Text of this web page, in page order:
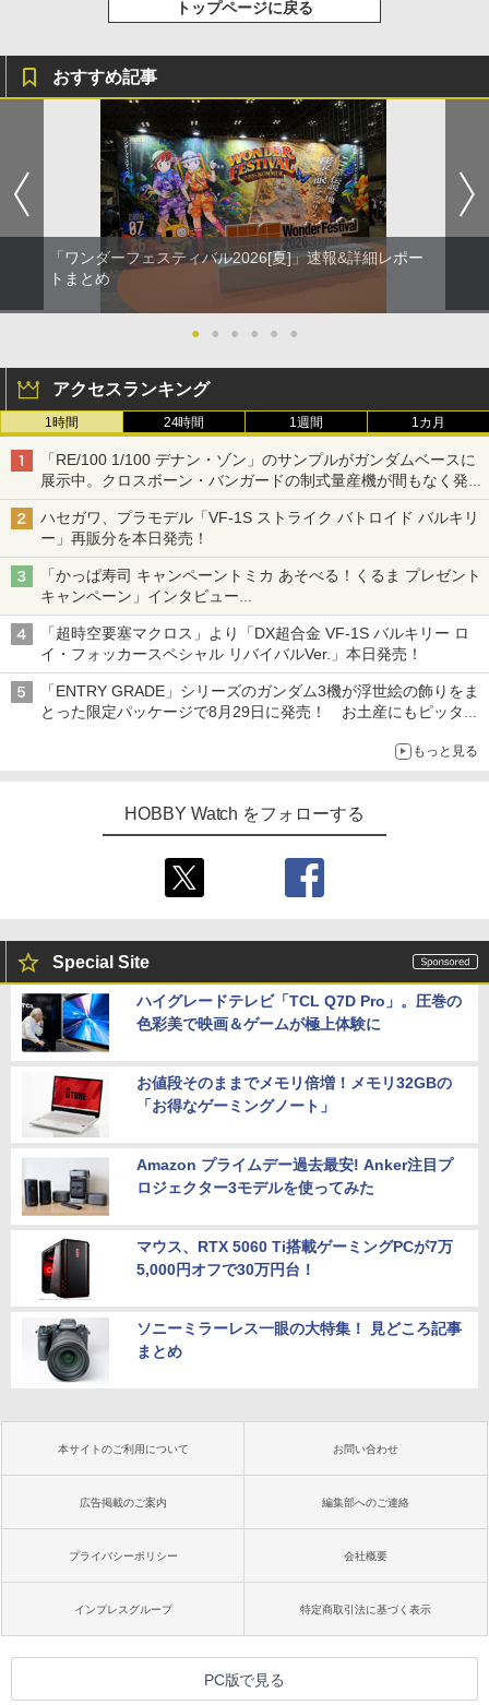
トップページに戻る
おすすめ記事
「ワンダーフェスティバル2026[夏]」速報&詳細レポー
トまとめ
● ● ● ● ● ●
アクセスランキング
1時間 24時間 1週間 1カ月
「RE/100 1/100 デナン・ゾン」のサンプルがガンダムベースに
展示中。クロスボーン・バンガードの制式量産機が間もなく発送
【ガンダムベース撮り下ろし】
ハセガワ、プラモデル「VF-1S ストライク バトロイド バルキリ
ー」再販分を本日発売！
「かっぱ寿司 キャンペーントミカ あそべる！くるま プレゼント
キャンペーン」インタビュー
子どもが楽しめるかっぱ寿司ならではの体験とコラボの楽しさを
追求
「超時空要塞マクロス」より「DX超合金 VF-1S バルキリー ロ
イ・フォッカースペシャル リバイバルVer.」本日発売！
「ENTRY GRADE」シリーズのガンダム3機が浮世絵の飾りをま
とった限定パッケージで8月29日に発売！ お土産にもピッタ
もっと見る
HOBBY Watch をフォローする
Special Site
ハイグレードテレビ「TCL Q7D Pro」。圧巻の
色彩美で映画＆ゲームが極上体験に
お値段そのままでメモリ倍増！メモリ32GBの
「お得なゲーミングノート」
Amazon プライムデー過去最安! Anker注目プ
ロジェクター3モデルを使ってみた
マウス、RTX 5060 Ti搭載ゲーミングPCが7万
5,000円オフで30万円台！
ソニーミラーレス一眼の大特集！ 見どころ記事
まとめ
本サイトのご利用について お問い合わせ
広告掲載のご案内 編集部へのご連絡
プライバシーポリシー 会社概要
インプレスグループ 特定商取引法に基づく表示
PC版で見る